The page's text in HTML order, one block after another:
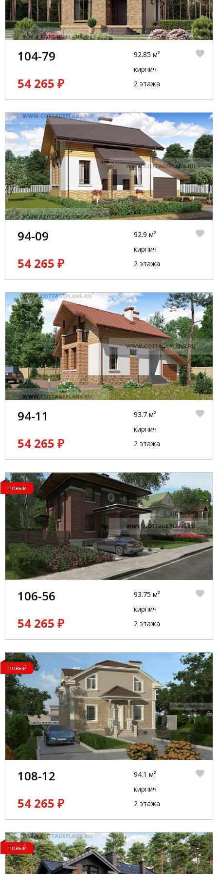
104-79
54 265 ₽
92.85 м²
кирпич
2 этажа
94-09
54 265 ₽
92.9 м²
кирпич
2 этажа
94-11
54 265 ₽
93.7 м²
кирпич
2 этажа
Новый
106-56
54 265 ₽
93.75 м²
кирпич
2 этажа
Новый
108-12
54 265 ₽
94.1 м²
кирпич
2 этажа
Новый